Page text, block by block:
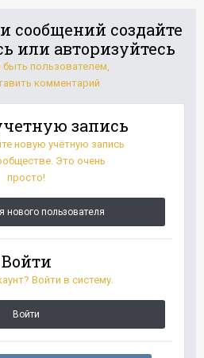
сообщений создайте
или авторизуйтесь
пользователем,
комментарий
запись
новую учётную запись
Это очень
просто!
нового пользователя
Войти
Войти в систему.
Войти